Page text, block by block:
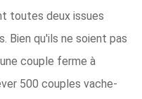
toutes deux issues
Bien qu'ils ne soient pas
couple ferme à
500 couples vache-